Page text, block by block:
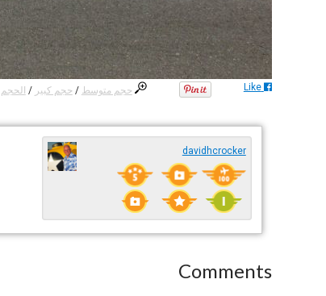
حجم متوسط / حجم كبير / Like
davidhcrocker
Comments